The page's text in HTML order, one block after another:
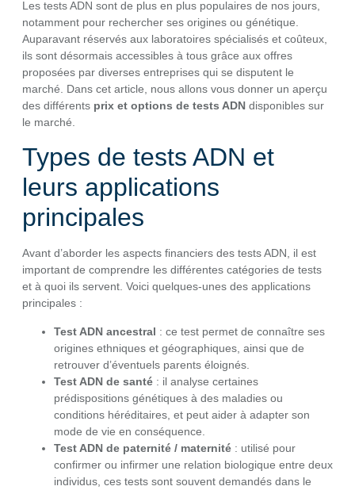
Les tests ADN sont de plus en plus populaires de nos jours,
notamment pour rechercher ses origines ou génétique.
Auparavant réservés aux laboratoires spécialisés et coûteux,
ils sont désormais accessibles à tous grâce aux offres
proposées par diverses entreprises qui se disputent le
marché. Dans cet article, nous allons vous donner un aperçu
des différents prix et options de tests ADN disponibles sur
le marché.
Types de tests ADN et
leurs applications
principales
Avant d’aborder les aspects financiers des tests ADN, il est
important de comprendre les différentes catégories de tests
et à quoi ils servent. Voici quelques-unes des applications
principales :
Test ADN ancestral : ce test permet de connaître ses
origines ethniques et géographiques, ainsi que de
retrouver d’éventuels parents éloignés.
Test ADN de santé : il analyse certaines
prédispositions génétiques à des maladies ou
conditions héréditaires, et peut aider à adapter son
mode de vie en conséquence.
Test ADN de paternité / maternité : utilisé pour
confirmer ou infirmer une relation biologique entre deux
individus, ces tests sont souvent demandés dans le